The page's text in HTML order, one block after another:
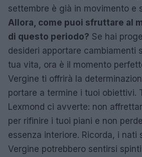
settembre è già in movimento e
Allora, come puoi sfruttare al
di questo periodo? Se hai
desideri apportare cambiamenti
tua vita, ora è il momento
Vergine ti offrirà la
portare a termine i tuoi obiettivi.
Lexmond ci avverte: non
per rifinire i tuoi piani e non
essenza interiore. Ricorda, i nati
Vergine potrebbero sentirsi